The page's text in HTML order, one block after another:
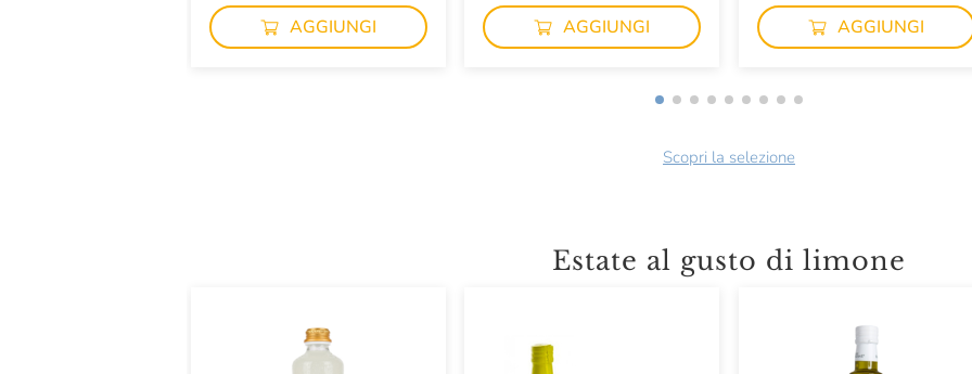
AGGIUNGI AGGIUNGI AGGIUNGI
Scopri la selezione
Estate al gusto di limone